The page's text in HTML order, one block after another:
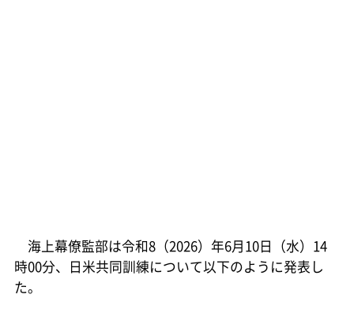
海上幕僚監部は令和8（2026）年6月10日（水）14
時00分、日米共同訓練について以下のように発表し
た。